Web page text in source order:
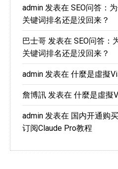
admin 发表在 SEO问答：
关键词排名还是没回来？
巴士哥 发表在 SEO问答：
关键词排名还是没回来？
admin 发表在 什麼是虛擬
詹博訊 发表在 什麼是虛擬
admin 发表在 国内开通购
订阅Claude Pro教程